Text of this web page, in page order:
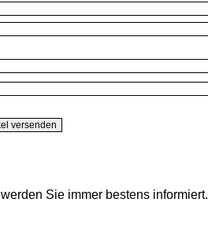
werden Sie immer bestens informiert.